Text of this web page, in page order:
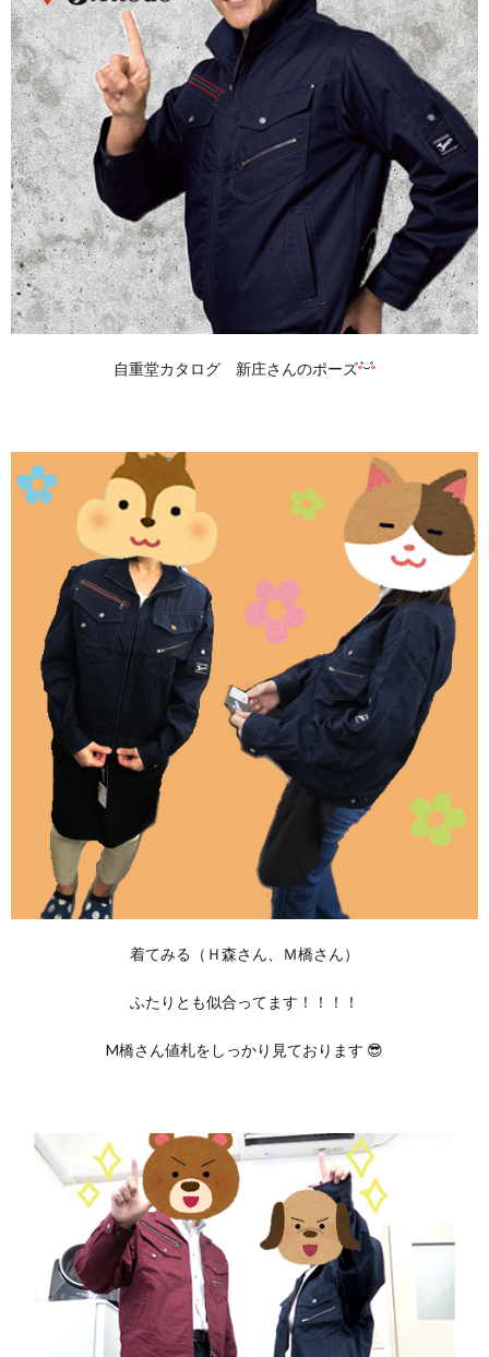
自重堂カタログ 新庄さんのポーズ
着てみる（Ｈ森さん、Ｍ橋さん）
ふたりとも似合ってます！！！！
M橋さん値札をしっかり見ております 😎